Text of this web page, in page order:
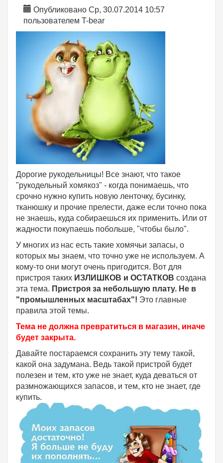
Опубликовано Ср, 30.07.2014 10:57
пользователем T-bear
Дорогие рукодельницы! Все знают, что такое
"рукодельный хомякоз" - когда понимаешь, что
срочно нужно купить новую ленточку, бусинку,
тканюшку и прочие прелести, даже если точно пока
не знаешь, куда собираешься их применить. Или от
жадности покупаешь побольше, "чтобы было".
У многих из нас есть такие хомячьи запасы, о
которых мы знаем, что точно уже не используем. А
кому-то они могут очень пригодится. Вот для
пристроя таких ИЗЛИШКОВ и ОСТАТКОВ создана
эта тема. Пристроя за небольшую плату. Не в
"промышленных масштабах"! Это главные
правила этой темы.
Тема не должна превратиться в магазин, иначе
будет закрыта.
Давайте постараемся сохранить эту тему такой,
какой она задумана. Ведь такой пристрой будет
полезен и тем, кто уже не знает, куда деваться от
размножающихся запасов, и тем, кто не знает, где
купить.